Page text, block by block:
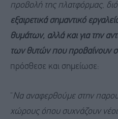
προβολή της πλατφόρμας,
εξαιρετικά σημαντικό
θυμάτων, αλλά και για την
των θυτών που προβαίνουν σε
πρόσθεσε και σημείωσε:
“Να αναφερθούμε στην
χώρους όπου συχνάζουν